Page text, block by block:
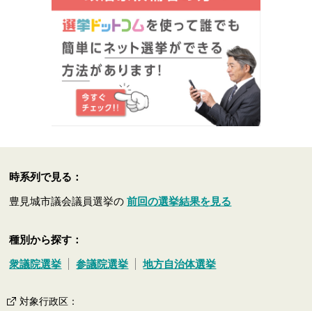
時系列で見る：
豊見城市議会議員選挙の前回の選挙結果を見る
種別から探す：
衆議院選挙 参議院選挙 地方自治体選挙
対象行政区 ：